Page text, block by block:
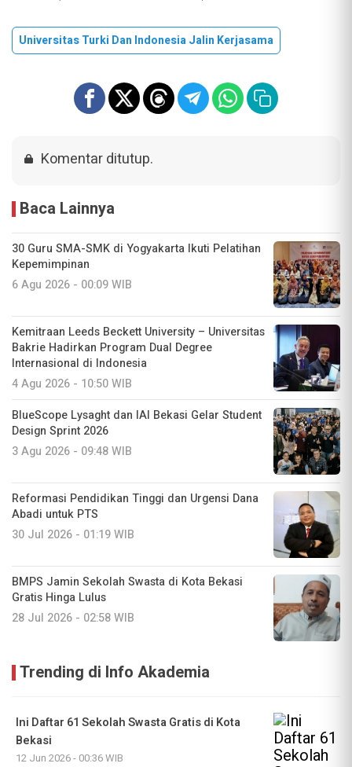
Universitas Turki Dan Indonesia Jalin Kerjasama
Komentar ditutup.
Baca Lainnya
30 Guru SMA-SMK di Yogyakarta Ikuti Pelatihan
Kepemimpinan
6 Agu 2026 - 00:09 WIB
Kemitraan Leeds Beckett University – Universitas
Bakrie Hadirkan Program Dual Degree
Internasional di Indonesia
4 Agu 2026 - 10:50 WIB
BlueScope Lysaght dan IAI Bekasi Gelar Student
Design Sprint 2026
3 Agu 2026 - 09:48 WIB
Reformasi Pendidikan Tinggi dan Urgensi Dana
Abadi untuk PTS
30 Jul 2026 - 01:19 WIB
BMPS Jamin Sekolah Swasta di Kota Bekasi
Gratis Hinga Lulus
28 Jul 2026 - 02:58 WIB
Trending di Info Akademia
Ini Daftar 61 Sekolah Swasta Gratis di Kota
Bekasi
12 Jun 2026 - 00:36 WIB